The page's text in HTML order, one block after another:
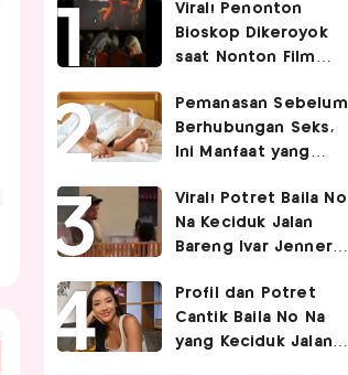
Viral! Penonton
Bioskop Dikeroyok
saat Nonton Film
Pemanasan Sebelum
Berhubungan Seks,
Ini Manfaat yang
Pasangan
Viral! Potret Baila No
Na Keciduk Jalan
Bareng Ivar Jenner,
Profil dan Potret
Cantik Baila No Na
yang Keciduk Jalan